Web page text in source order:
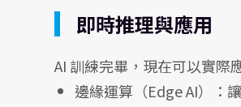
即時推理與應用
AI 訓練完畢，現在可以實際
邊緣運算（Edge AI）：